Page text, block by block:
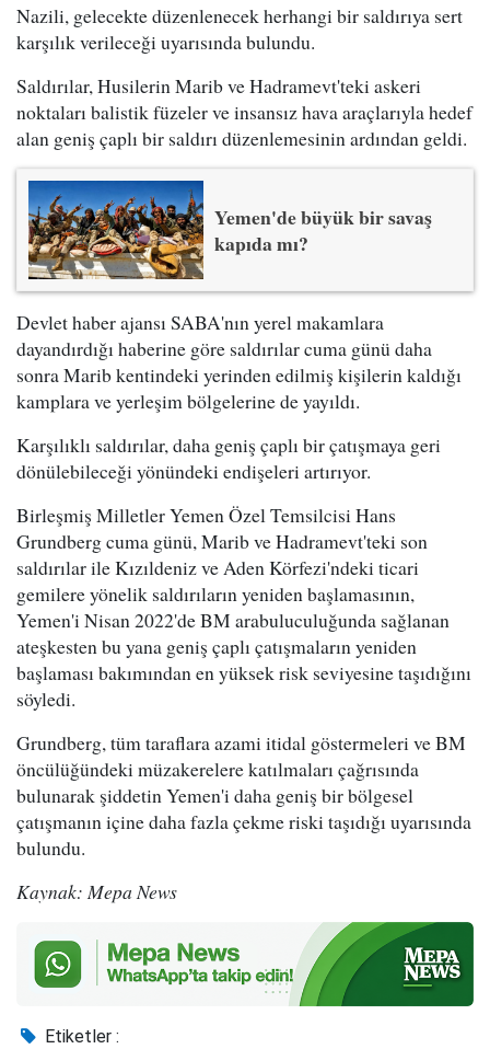
Nazili, gelecekte düzenlenecek herhangi bir saldırıya sert
karşılık verileceği uyarısında bulundu.
Saldırılar, Husilerin Marib ve Hadramevt'teki askeri
noktaları balistik füzeler ve insansız hava araçlarıyla hedef
alan geniş çaplı bir saldırı düzenlemesinin ardından geldi.
Yemen'de büyük bir savaş
kapıda mı?
Devlet haber ajansı SABA'nın yerel makamlara
dayandırdığı haberine göre saldırılar cuma günü daha
sonra Marib kentindeki yerinden edilmiş kişilerin kaldığı
kamplara ve yerleşim bölgelerine de yayıldı.
Karşılıklı saldırılar, daha geniş çaplı bir çatışmaya geri
dönülebileceği yönündeki endişeleri artırıyor.
Birleşmiş Milletler Yemen Özel Temsilcisi Hans
Grundberg cuma günü, Marib ve Hadramevt'teki son
saldırılar ile Kızıldeniz ve Aden Körfezi'ndeki ticari
gemilere yönelik saldırıların yeniden başlamasının,
Yemen'i Nisan 2022'de BM arabuluculuğunda sağlanan
ateşkesten bu yana geniş çaplı çatışmaların yeniden
başlaması bakımından en yüksek risk seviyesine taşıdığını
söyledi.
Grundberg, tüm taraflara azami itidal göstermeleri ve BM
öncülüğündeki müzakerelere katılmaları çağrısında
bulunarak şiddetin Yemen'i daha geniş bir bölgesel
çatışmanın içine daha fazla çekme riski taşıdığı uyarısında
bulundu.
Kaynak: Mepa News
Etiketler :